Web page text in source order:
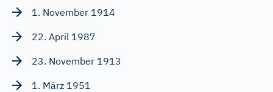
1. November 1914
22. April 1987
23. November 1913
1. März 1951